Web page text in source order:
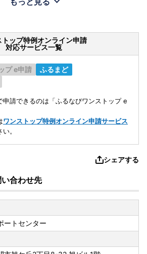
トップ特例オンライン申請
対応サービス一覧
プ e申請
ふるまど
申請できるのは「ふるなびワンストップ e
ワンストップ特例オンライン申請サービス
。
シェアする
合わせ先
ートセンター